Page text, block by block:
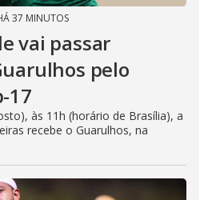
37 MINUTOS
vai passar
pelo
17
às 11h (horário de Brasília), a
recebe o Guarulhos, na